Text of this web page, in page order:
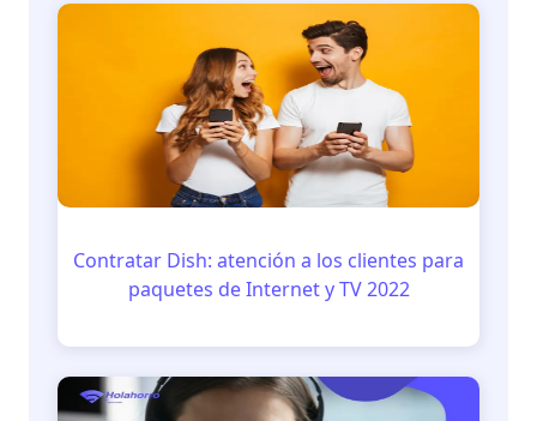
Contratar Dish: atención a los clientes para
paquetes de Internet y TV 2022